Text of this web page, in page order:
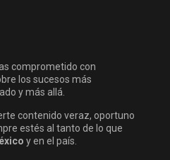
comprometido con
los sucesos más
y más allá.
contenido veraz, oportuno
estés al tanto de lo que
y en el país.